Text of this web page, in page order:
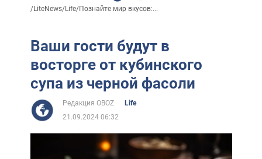
/LiteNews/Life/Познайте мир вкусов:...
Ваши гости будут в
восторге от кубинского
супа из черной фасоли
Редакция OBOZ
Life
21.09.2024 06:32